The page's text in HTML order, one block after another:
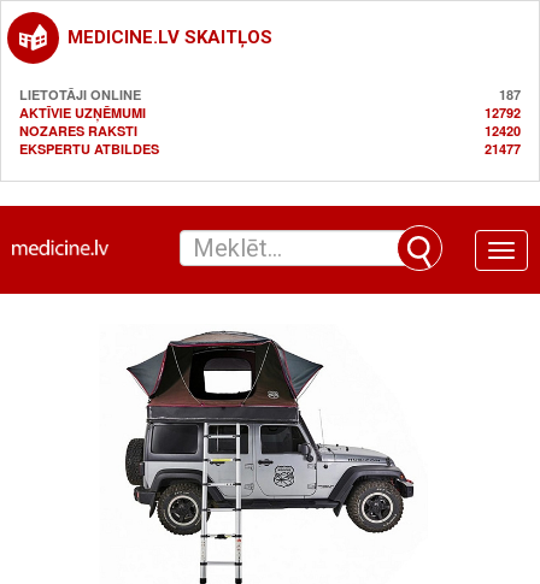
MEDICINE.LV SKAITĻOS
LIETOTĀJI ONLINE
187
AKTĪVIE UZŅĒMUMI
12792
NOZARES RAKSTI
12420
EKSPERTU ATBILDES
21477
Toggle